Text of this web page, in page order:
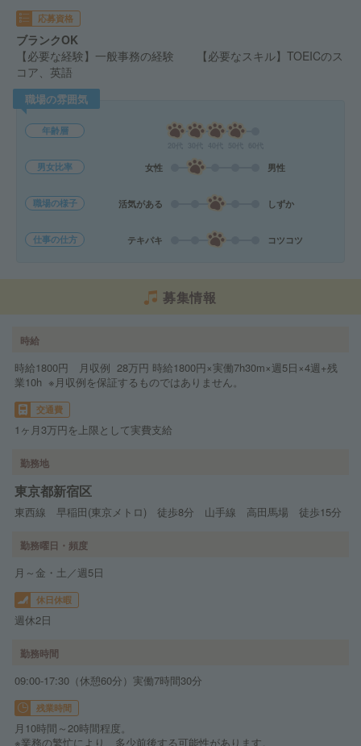
応募資格
ブランクOK
【必要な経験】一般事務の経験 【必要なスキル】TOEICのス
コア、英語
職場の雰囲気
年齢層
男女比率 女性 男性
職場の様子 活気がある しずか
仕事の仕方 テキパキ コツコツ
募集情報
時給
時給1800円 月収例 28万円 時給1800円×実働7h30m×週5日×4週+残
業10h ※月収例を保証するものではありません。
交通費
1ヶ月3万円を上限として実費支給
勤務地
東京都新宿区
東西線 早稲田(東京メトロ) 徒歩8分 山手線 高田馬場 徒歩15分
勤務曜日・頻度
月～金・土／週5日
休日休暇
週休2日
勤務時間
09:00-17:30（休憩60分）実働7時間30分
残業時間
月10時間～20時間程度。
※業務の繁忙により、多少前後する可能性があります。